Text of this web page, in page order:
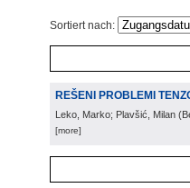
Sortiert nach:
REŠENI PROBLEMI
Leko, Marko; Plavšić, Milan (
[more]